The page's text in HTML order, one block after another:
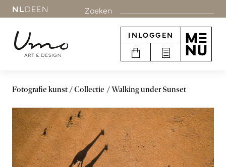
NLDEEN Zoeken
INLOGGEN
Fotografie kunst Collectie Walking under Sunset